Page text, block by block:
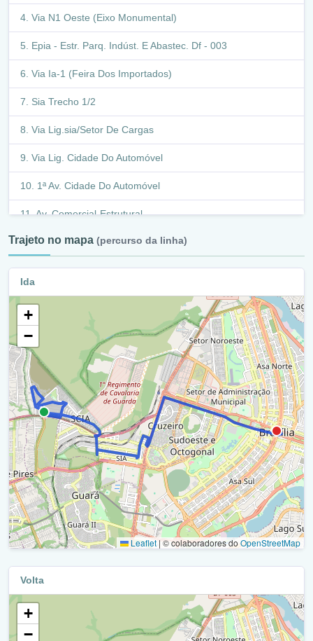
Via N1 Oeste (Eixo Monumental)
Epia - Estr. Parq. Indúst. E Abastec. Df - 003
Via Ia-1 (Feira Dos Importados)
Sia Trecho 1/2
Via Lig.sia/Setor De Cargas
Via Lig. Cidade Do Automóvel
1ª Av. Cidade Do Automóvel
Av. Comercial-Estrutural
Estrada Parque Do Vale
Av. Contorno Setor Oeste
Estrada Parque Do Vale
Av. 9 De Julho
Via Estrutural N4
Via Marginal Epcl
Trajeto no mapa (percurso da linha)
Ida
+
−
Leaflet | © colaboradores doOpenStreetMap
Volta
+
−